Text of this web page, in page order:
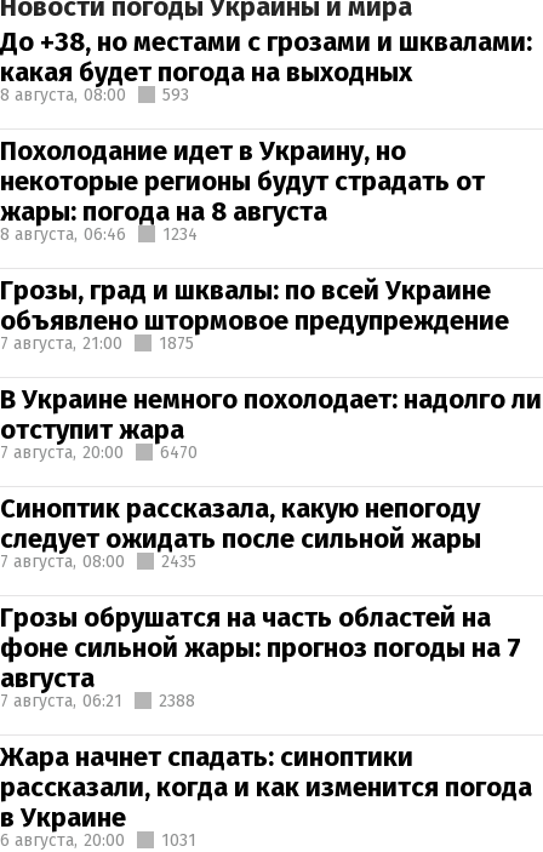
До +38, но местами с грозами и шквалами:
какая будет погода на выходных
8 августа, 08:00 593
Похолодание идет в Украину, но
некоторые регионы будут страдать от
жары: погода на 8 августа
8 августа, 06:46 1234
Грозы, град и шквалы: по всей Украине
объявлено штормовое предупреждение
7 августа, 21:00 1875
В Украине немного похолодает: надолго ли
отступит жара
7 августа, 20:00 6470
Синоптик рассказала, какую непогоду
следует ожидать после сильной жары
7 августа, 08:00 2435
Грозы обрушатся на часть областей на
фоне сильной жары: прогноз погоды на 7
августа
7 августа, 06:21 2388
Жара начнет спадать: синоптики
рассказали, когда и как изменится погода
в Украине
6 августа, 20:00 1031